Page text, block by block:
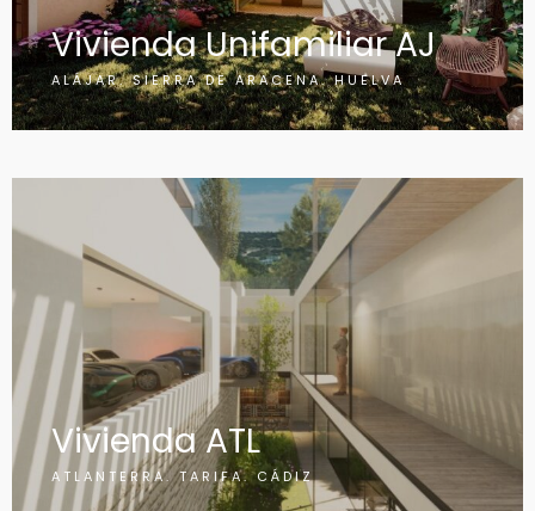
Vivienda Unifamiliar AJ
ALÁJAR. SIERRA DE ARACENA. HUELVA
Vivienda ATL
ATLANTERRA. TARIFA. CÁDIZ